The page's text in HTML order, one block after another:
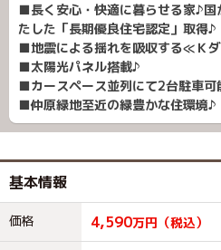
■長く安心・快適に暮らせる家♪
たした「長期優良住宅認定」取得♪
■地震による揺れを吸収する≪Ｋ
■太陽光パネル搭載♪
■カースペース並列にて2台駐車可
■仲原緑地至近の緑豊かな住環境♪
基本情報
価格 4,590万円（税込）